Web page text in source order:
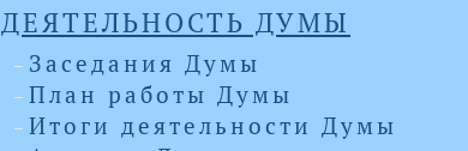
ДЕЯТЕЛЬНОСТЬ ДУМЫ
Заседания Думы
План работы Думы
Итоги деятельности Думы